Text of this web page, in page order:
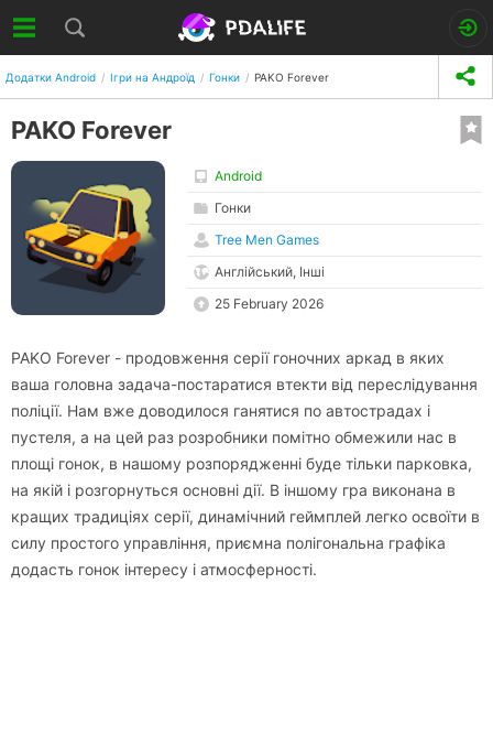
Додатки Android Ігри на Андроїд Гонки PAKO Forever
PAKO Forever
Android
Гонки
Tree Men Games
Англійський, Інші
25 February 2026
PAKO Forever - продовження серії гоночних аркад в яких
ваша головна задача-постаратися втекти від переслідування
поліції. Нам вже доводилося ганятися по автострадах і
пустеля, а на цей раз розробники помітно обмежили нас в
площі гонок, в нашому розпорядженні буде тільки парковка,
на якій і розгорнуться основні дії. В іншому гра виконана в
кращих традиціях серії, динамічний геймплей легко освоїти в
силу простого управління, приємна полігональна графіка
додасть гонок інтересу і атмосферності.